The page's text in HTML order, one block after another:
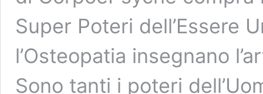
Super Poteri dell’Essere
l’Osteopatia insegnano
Sono tanti i poteri